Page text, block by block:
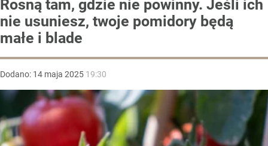
Rosną tam, gdzie nie powinny. Jeśli ich
nie usuniesz, twoje pomidory będą
małe i blade
Dodano: 14 maja 2025 19:30